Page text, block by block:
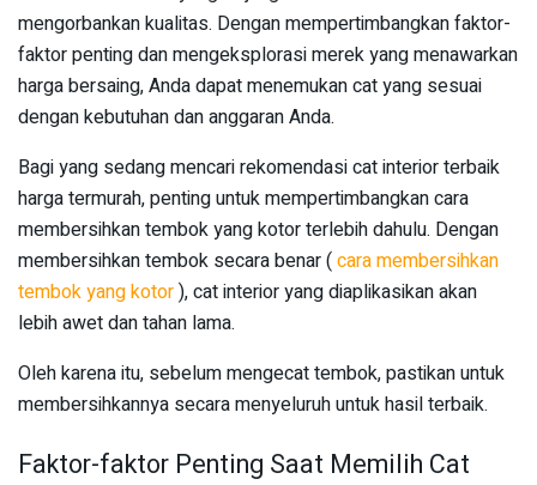
mengorbankan kualitas. Dengan mempertimbangkan faktor-
faktor penting dan mengeksplorasi merek yang menawarkan
harga bersaing, Anda dapat menemukan cat yang sesuai
dengan kebutuhan dan anggaran Anda.
Bagi yang sedang mencari rekomendasi cat interior terbaik
harga termurah, penting untuk mempertimbangkan cara
membersihkan tembok yang kotor terlebih dahulu. Dengan
membersihkan tembok secara benar (cara membersihkan
tembok yang kotor), cat interior yang diaplikasikan akan
lebih awet dan tahan lama.
Oleh karena itu, sebelum mengecat tembok, pastikan untuk
membersihkannya secara menyeluruh untuk hasil terbaik.
Faktor-faktor Penting Saat Memilih Cat